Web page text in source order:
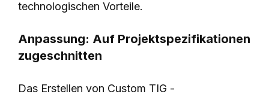
technologischen Vorteile.
Anpassung: Auf Projektspezifikationen
zugeschnitten
Das Erstellen von Custom TIG -